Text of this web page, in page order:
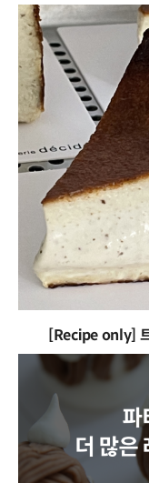
[Recipe only]